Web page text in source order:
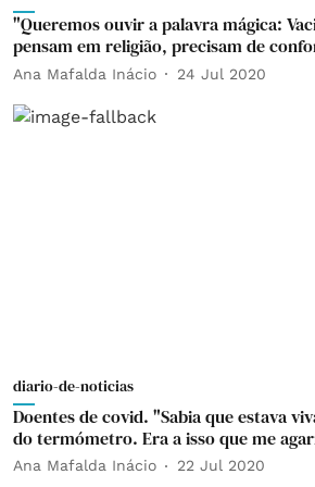
"Queremos ouvir a palavra mágica:
pensam em religião, precisam de
Ana Mafalda Inácio 24 Jul 2020
diario-de-noticias
Doentes de covid. "Sabia que estava
do termómetro. Era a isso que me
Ana Mafalda Inácio 22 Jul 2020